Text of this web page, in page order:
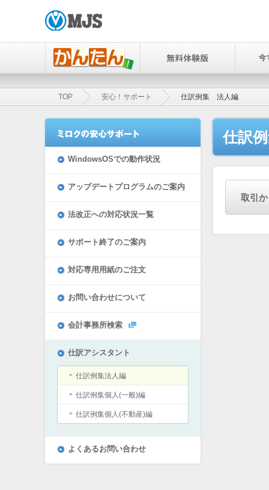
TOP 安心！サポート 仕訳例集 法人編
仕訳
取引
WindowsOSでの動作状況
アップデートプログラムのご案内
法改正への対応状況一覧
サポート終了のご案内
対応専用用紙のご注文
お問い合わせについて
会計事務所検索
仕訳アシスタント
仕訳例集法人編
仕訳例集個人(一般)編
仕訳例集個人(不動産)編
よくあるお問い合わせ